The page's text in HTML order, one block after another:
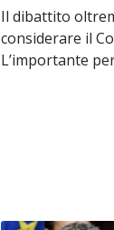
Il dibattito
considerare il
L’importante